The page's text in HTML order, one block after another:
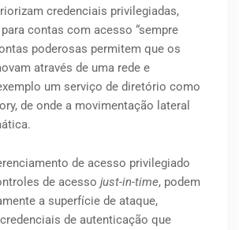
credenciais privilegiadas,
contas com acesso “sempre
poderosas permitem que os
através de uma rede e
um serviço de diretório como
de onde a movimentação lateral
de acesso privilegiado
de acesso just-in-time, podem
a superfície de ataque,
de autenticação que